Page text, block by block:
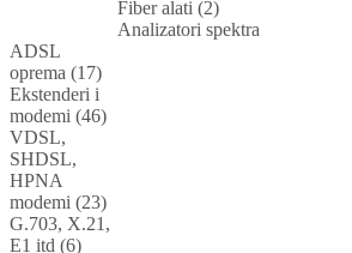
Fiber alati (2)
Analizatori spektra
ADSL
oprema (17)
Ekstenderi i
modemi (46)
VDSL,
SHDSL,
HPNA
modemi (23)
G.703, X.21,
E1 itd (6)